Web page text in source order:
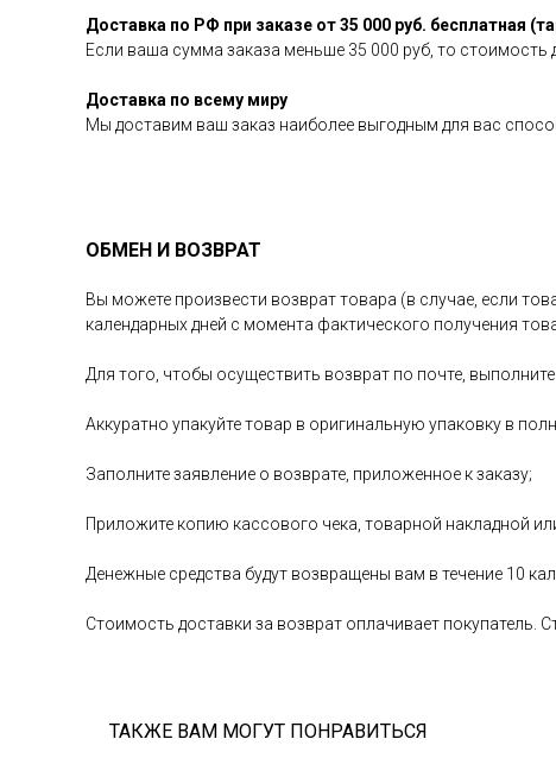
Доставка по РФ при заказе от 35 000 руб. бесплатная
Если ваша сумма заказа меньше 35 000 руб, то стоимость
Доставка по всему миру
Мы доставим ваш заказ наиболее выгодным для вас
ОБМЕН И ВОЗВРАТ
Вы можете произвести возврат товара (в случае, если
календарных дней с момента фактического получения
Для того, чтобы осуществить возврат по почте,
Аккуратно упакуйте товар в оригинальную упаковку в
Заполните заявление о возврате, приложенное к заказу;
Приложите копию кассового чека, товарной накладной
Денежные средства будут возвращены вам в течение 10
Стоимость доставки за возврат оплачивает
ТАКЖЕ ВАМ МОГУТ ПОНРАВИТЬСЯ